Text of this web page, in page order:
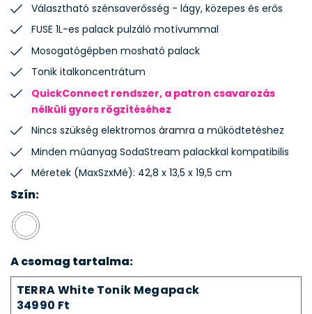
Választható szénsaverősség - lágy, közepes és erős
FUSE 1L-es palack pulzáló motívummal
Mosogatógépben mosható palack
Tonik italkoncentrátum
QuickConnect rendszer, a patron csavarozás
nélküli gyors rögzítéséhez
Nincs szükség elektromos áramra a működtetéshez
Minden műanyag SodaStream palackkal kompatibilis
Méretek (MaxSzxMé): 42,8 x 13,5 x 19,5 cm
Szín:
A csomag tartalma:
TERRA White Tonik Megapack
34990 Ft